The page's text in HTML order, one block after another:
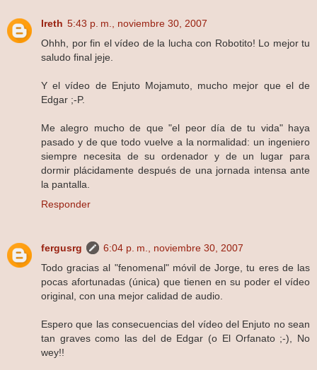
Ireth 5:43 p. m., noviembre 30, 2007
Ohhh, por fin el vídeo de la lucha con Robotito! Lo mejor tu
saludo final jeje.
Y el vídeo de Enjuto Mojamuto, mucho mejor que el de
Edgar ;-P.
Me alegro mucho de que "el peor día de tu vida" haya
pasado y de que todo vuelve a la normalidad: un ingeniero
siempre necesita de su ordenador y de un lugar para
dormir plácidamente después de una jornada intensa ante
la pantalla.
Responder
fergusrg
6:04 p. m., noviembre 30, 2007
Todo gracias al "fenomenal" móvil de Jorge, tu eres de las
pocas afortunadas (única) que tienen en su poder el vídeo
original, con una mejor calidad de audio.
Espero que las consecuencias del vídeo del Enjuto no sean
tan graves como las del de Edgar (o El Orfanato ;-), No
wey!!